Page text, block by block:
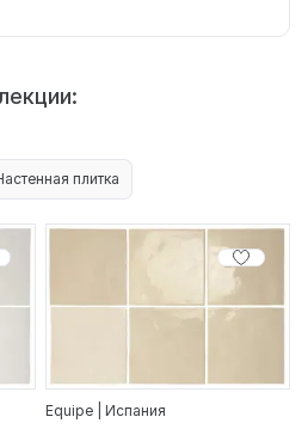
плитка
Equipe | Испания